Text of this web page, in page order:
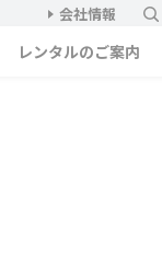
会社情報
レンタルのご案内